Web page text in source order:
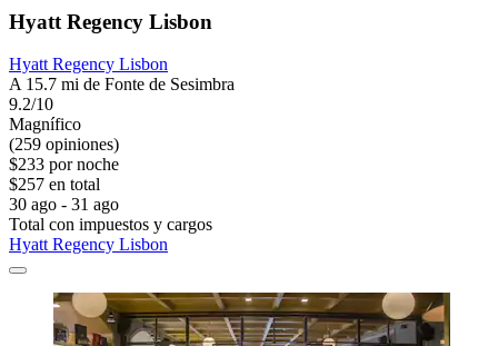
Hyatt Regency Lisbon
Hyatt Regency Lisbon
A 15.7 mi de Fonte de Sesimbra
9.2/10
Magnífico
(259 opiniones)
$233 por noche
$257 en total
30 ago - 31 ago
Total con impuestos y cargos
Hyatt Regency Lisbon